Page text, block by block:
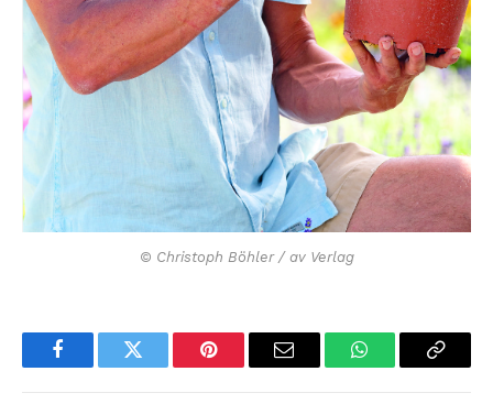
© Christoph Böhler / av Verlag
FacebookTwitter Pinterest Email WhatsAppCopy